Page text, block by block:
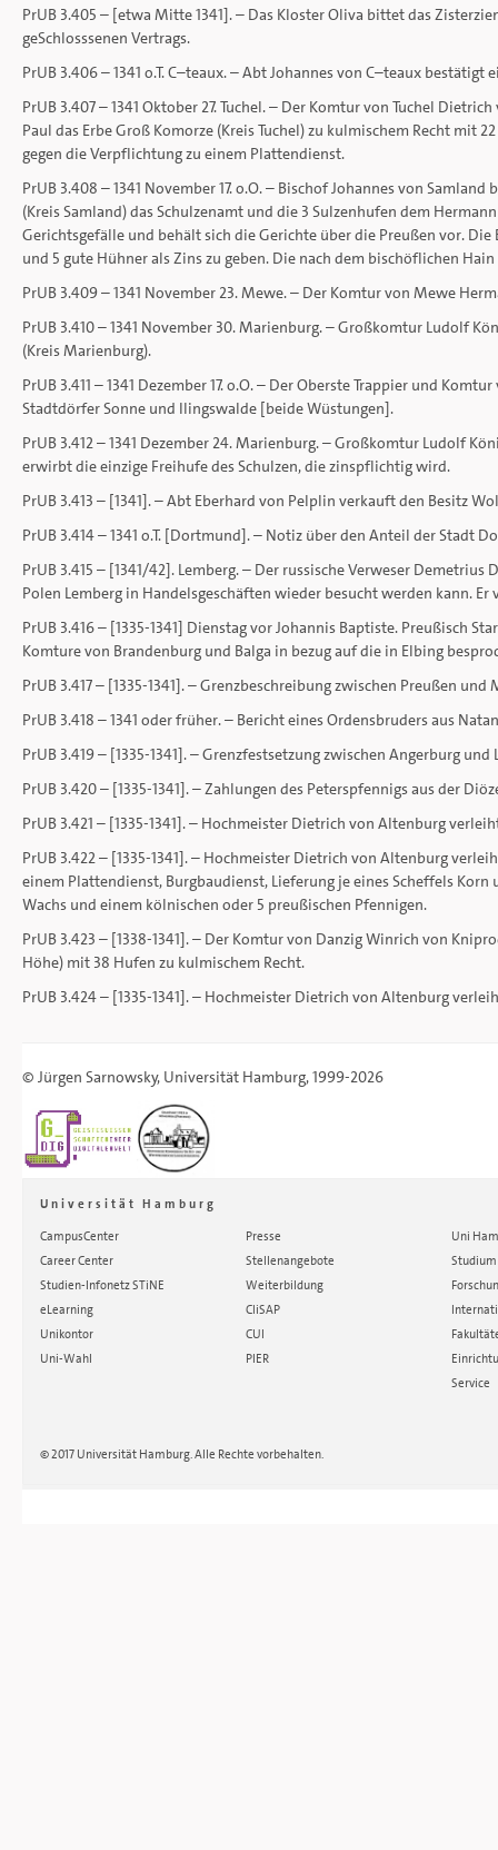
PrUB 3.405 – [etwa Mitte 1341]. – Das Kloster Oliva bittet das
geSchlosssenen Vertrags.
PrUB 3.406 – 1341 o.T. C–teaux. – Abt Johannes von C–teaux
PrUB 3.407 – 1341 Oktober 27. Tuchel. – Der Komtur von Tuchel
Paul das Erbe Groß Komorze (Kreis Tuchel) zu kulmischem Recht mit
gegen die Verpflichtung zu einem Plattendienst.
PrUB 3.408 – 1341 November 17. o.O. – Bischof Johannes von
(Kreis Samland) das Schulzenamt und die 3 Sulzenhufen dem
Gerichtsgefälle und behält sich die Gerichte über die Preußen vor.
und 5 gute Hühner als Zins zu geben. Die nach dem bischöflichen
PrUB 3.409 – 1341 November 23. Mewe. – Der Komtur von Mewe
PrUB 3.410 – 1341 November 30. Marienburg. – Großkomtur Ludolf
(Kreis Marienburg).
PrUB 3.411 – 1341 Dezember 17. o.O. – Der Oberste Trappier und
Stadtdörfer Sonne und Ilingswalde [beide Wüstungen].
PrUB 3.412 – 1341 Dezember 24. Marienburg. – Großkomtur Ludolf
erwirbt die einzige Freihufe des Schulzen, die zinspflichtig wird.
PrUB 3.413 – [1341]. – Abt Eberhard von Pelplin verkauft den Besitz
PrUB 3.414 – 1341 o.T. [Dortmund]. – Notiz über den Anteil der Stadt
PrUB 3.415 – [1341/42]. Lemberg. – Der russische Verweser
Polen Lemberg in Handelsgeschäften wieder besucht werden kann.
PrUB 3.416 – [1335-1341] Dienstag vor Johannis Baptiste. Preußisch
Komture von Brandenburg und Balga in bezug auf die in Elbing
PrUB 3.417 – [1335-1341]. – Grenzbeschreibung zwischen Preußen
PrUB 3.418 – 1341 oder früher. – Bericht eines Ordensbruders aus
PrUB 3.419 – [1335-1341]. – Grenzfestsetzung zwischen Angerburg und
PrUB 3.420 – [1335-1341]. – Zahlungen des Peterspfennigs aus der
PrUB 3.421 – [1335-1341]. – Hochmeister Dietrich von Altenburg
PrUB 3.422 – [1335-1341]. – Hochmeister Dietrich von Altenburg
einem Plattendienst, Burgbaudienst, Lieferung je eines Scheffels
Wachs und einem kölnischen oder 5 preußischen Pfennigen.
PrUB 3.423 – [1338-1341]. – Der Komtur von Danzig Winrich von
Höhe) mit 38 Hufen zu kulmischem Recht.
PrUB 3.424 – [1335-1341]. – Hochmeister Dietrich von Altenburg
© Jürgen Sarnowsky, Universität Hamburg, 1999-2026